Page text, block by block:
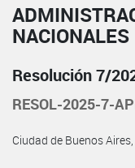
NACIONALES
Resolución 7/
RESOL-2025-7-
Ciudad de Buenos